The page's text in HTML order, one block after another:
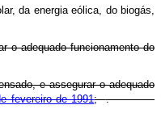
da energia eólica, do biogás,
o adequado funcionamento do
e assegurar o adequado
fevereiro de 1991;.